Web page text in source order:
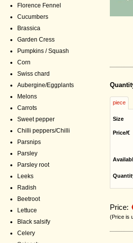
Florence Fennel
Cucumbers
Brassica
Garden Cress
Pumpkins / Squash
Corn
Swiss chard
Aubergine/Eggplants
Melons
Carrots
Sweet pepper
Chilli peppers/Chilli
Parsnips
Parsley
Parsley root
Leeks
Radish
Beetroot
Lettuce
Black salsify
Celery
piece
Size
Price/€
Price:
(Price is